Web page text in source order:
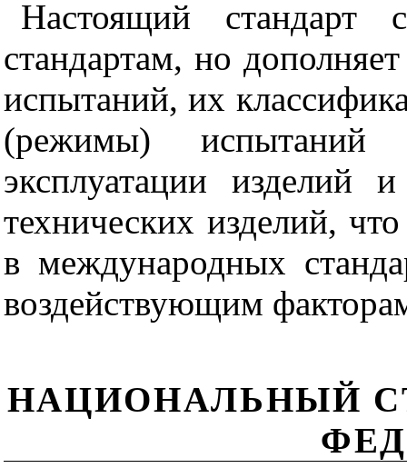
Настоящий стандарт
стандартам, но
испытаний, их
(режимы)
эксплуатации изделий
технических изделий,
в международных
воздействующим
НАЦИОНАЛЬНЫЙ